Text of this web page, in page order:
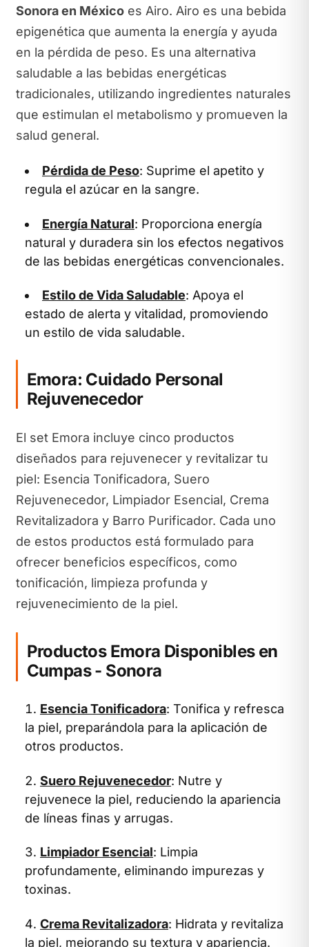
Sonora en Méxicoes Airo. Airo es una bebida
epigenética que aumenta la energía y ayuda
en la pérdida de peso. Es una alternativa
saludable a las bebidas energéticas
tradicionales, utilizando ingredientes naturales
que estimulan el metabolismo y promueven la
salud general.
Pérdida de Peso: Suprime el apetito y
regula el azúcar en la sangre.
Energía Natural: Proporciona energía
natural y duradera sin los efectos negativos
de las bebidas energéticas convencionales.
Estilo de Vida Saludable: Apoya el
estado de alerta y vitalidad, promoviendo
un estilo de vida saludable.
Emora: Cuidado Personal
Rejuvenecedor
El set Emora incluye cinco productos
diseñados para rejuvenecer y revitalizar tu
piel: Esencia Tonificadora, Suero
Rejuvenecedor, Limpiador Esencial, Crema
Revitalizadora y Barro Purificador. Cada uno
de estos productos está formulado para
ofrecer beneficios específicos, como
tonificación, limpieza profunda y
rejuvenecimiento de la piel.
Productos Emora Disponibles en
Cumpas - Sonora
Esencia Tonificadora: Tonifica y refresca
la piel, preparándola para la aplicación de
otros productos.
Suero Rejuvenecedor: Nutre y
rejuvenece la piel, reduciendo la apariencia
de líneas finas y arrugas.
Limpiador Esencial: Limpia
profundamente, eliminando impurezas y
toxinas.
Crema Revitalizadora: Hidrata y revitaliza
la piel, mejorando su textura y apariencia.